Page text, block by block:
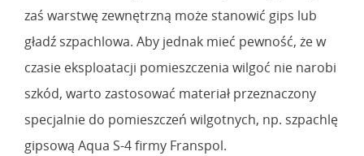
zaś warstwę zewnętrzną może stanowić gips lub
gładź szpachlowa. Aby jednak mieć pewność, że w
czasie eksploatacji pomieszczenia wilgoć nie narobi
szkód, warto zastosować materiał przeznaczony
specjalnie do pomieszczeń wilgotnych, np. szpachlę
gipsową Aqua S-4 firmy Franspol.